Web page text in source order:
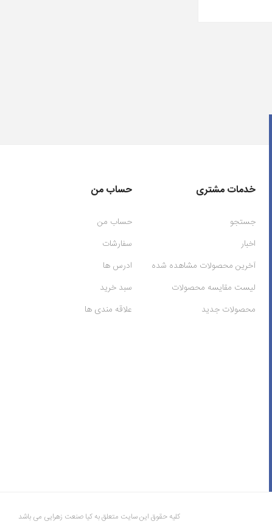
خدمات مشتری
جستجو
اخبار
آخرین محصولات مشاهده شده
لیست مقایسه محصولات
محصولات جدید
حساب من
حساب من
سفارشات
ادرس ها
سبد خرید
علاقه مندی ها
کلیه حقوق این سایت متعلق به کیا صنعت زهرایی می باشد